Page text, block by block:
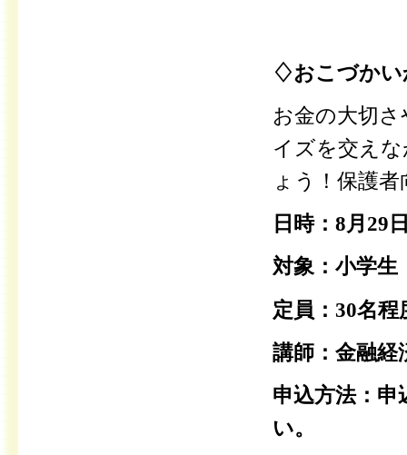
♢おこづかい
お金の大切
イズを交え
ょう！保護
日時：8月29
対象：小学生
定員：30名程
講師：金融経
申込方法：
い。